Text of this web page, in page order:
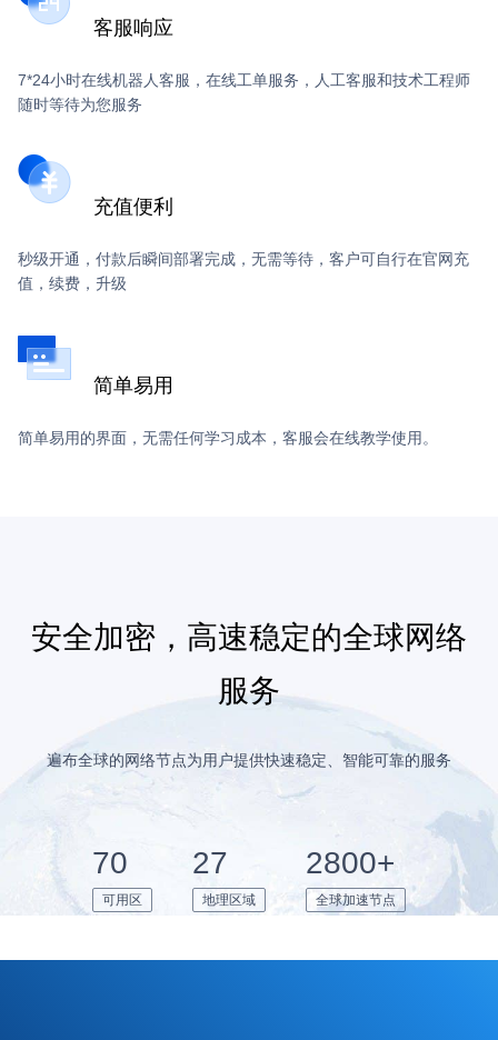
客服响应
7*24小时在线机器人客服，在线工单服务，人工客服和技术工程师
随时等待为您服务
充值便利
秒级开通，付款后瞬间部署完成，无需等待，客户可自行在官网充
值，续费，升级
简单易用
简单易用的界面，无需任何学习成本，客服会在线教学使用。
安全加密，高速稳定的全球网络
服务
遍布全球的网络节点为用户提供快速稳定、智能可靠的服务
70
可用区
27
地理区域
2800+
全球加速节点